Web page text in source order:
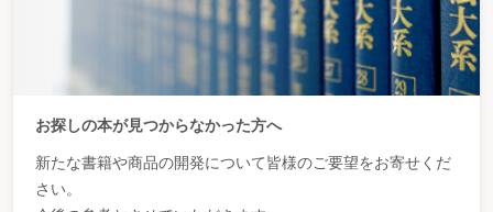
お探しの本が見つからなかった方へ
新たな書籍や商品の開発について皆様のご要望をお寄せくだ
さい。